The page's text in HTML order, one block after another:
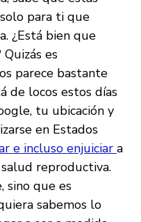
para ti que
¿Está bien que
es
parece bastante
de locos estos días
tu ubicación y
en Estados
e incluso enjuiciar a
reproductiva.
sino que es
sabemos lo